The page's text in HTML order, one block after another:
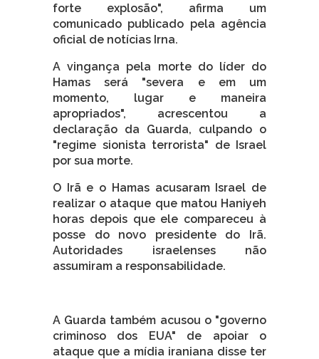
forte explosão", afirma um
comunicado publicado pela agência
oficial de notícias Irna.
A vingança pela morte do líder do
Hamas será "severa e em um
momento, lugar e maneira
apropriados", acrescentou a
declaração da Guarda, culpando o
"regime sionista terrorista" de Israel
por sua morte.
O Irã e o Hamas acusaram Israel de
realizar o ataque que matou Haniyeh
horas depois que ele compareceu à
posse do novo presidente do Irã.
Autoridades israelenses não
assumiram a responsabilidade.
A Guarda também acusou o "governo
criminoso dos EUA" de apoiar o
ataque que a mídia iraniana disse ter